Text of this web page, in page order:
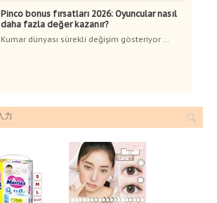
Pinco bonus fırsatları 2026: Oyuncular nasıl
daha fazla değer kazanır?
Kumar dünyası sürekli değişim gösteriyor ...